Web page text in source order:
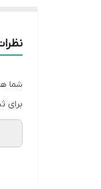
شما
برای